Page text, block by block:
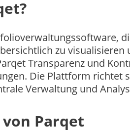
zu visualisieren
Transparenz und
Die Plattform richtet
Verwaltung und
Parqet